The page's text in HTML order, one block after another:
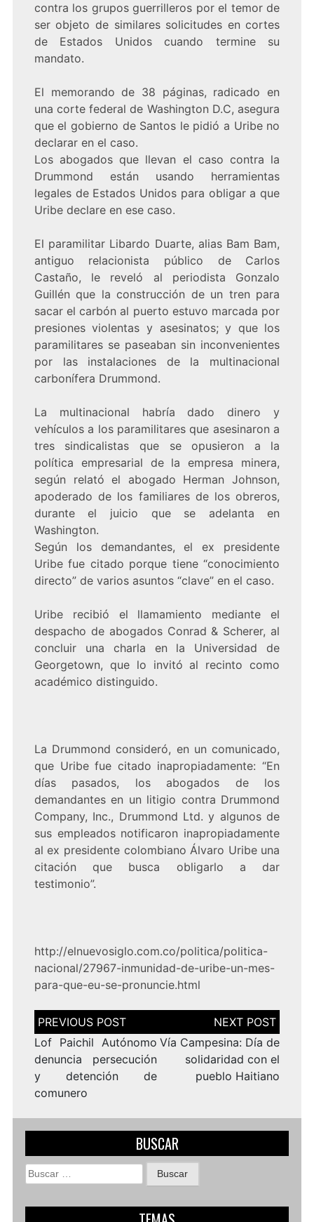
contra los grupos guerrilleros por el temor de
ser objeto de similares solicitudes en cortes
de Estados Unidos cuando termine su
mandato.
El memorando de 38 páginas, radicado en
una corte federal de Washington D.C, asegura
que el gobierno de Santos le pidió a Uribe no
declarar en el caso.
Los abogados que llevan el caso contra la
Drummond están usando herramientas
legales de Estados Unidos para obligar a que
Uribe declare en ese caso.
El paramilitar Libardo Duarte, alias Bam Bam,
antiguo relacionista público de Carlos
Castaño, le reveló al periodista Gonzalo
Guillén que la construcción de un tren para
sacar el carbón al puerto estuvo marcada por
presiones violentas y asesinatos; y que los
paramilitares se paseaban sin inconvenientes
por las instalaciones de la multinacional
carbonífera Drummond.
La multinacional habría dado dinero y
vehículos a los paramilitares que asesinaron a
tres sindicalistas que se opusieron a la
política empresarial de la empresa minera,
según relató el abogado Herman Johnson,
apoderado de los familiares de los obreros,
durante el juicio que se adelanta en
Washington.
Según los demandantes, el ex presidente
Uribe fue citado porque tiene “conocimiento
directo” de varios asuntos “clave” en el caso.
Uribe recibió el llamamiento mediante el
despacho de abogados Conrad & Scherer, al
concluir una charla en la Universidad de
Georgetown, que lo invitó al recinto como
académico distinguido.
La Drummond consideró, en un comunicado,
que Uribe fue citado inapropiadamente: “En
días pasados, los abogados de los
demandantes en un litigio contra Drummond
Company, Inc., Drummond Ltd. y algunos de
sus empleados notificaron inapropiadamente
al ex presidente colombiano Álvaro Uribe una
citación que busca obligarlo a dar
testimonio”.
http://elnuevosiglo.com.co/politica/politica-
nacional/27967-inmunidad-de-uribe-un-mes-
para-que-eu-se-pronuncie.html
Navegación
de
entradas
Lof Paichil Autónomo
denuncia persecución
y detención de
comunero
Vía Campesina: Día de
solidaridad con el
pueblo Haitiano
BUSCAR
Buscar: